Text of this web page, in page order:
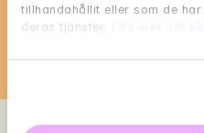
tillhandahållit eller som de
deras tjänster.
Loading...